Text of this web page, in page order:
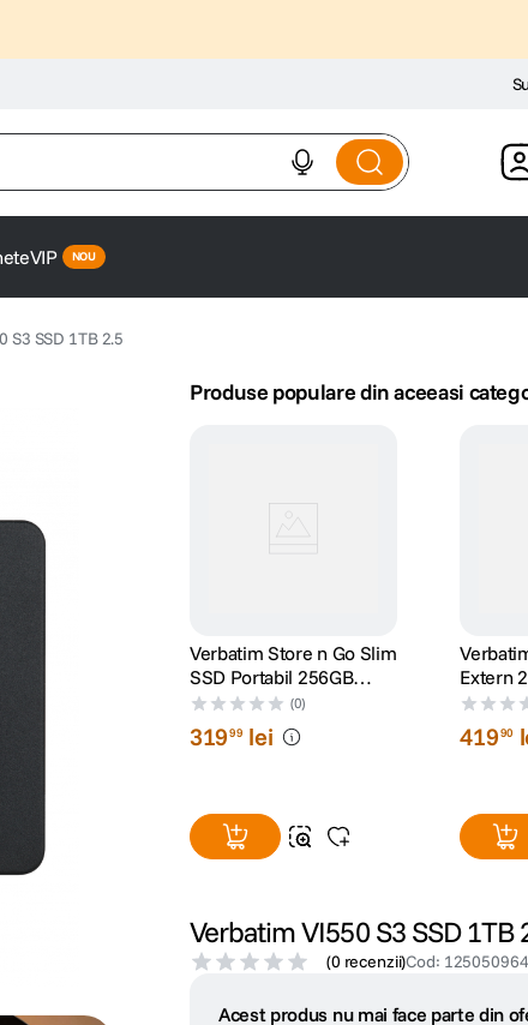
VIP
S3 SSD 1TB 2.5
Produse populare din aceeasi
Verbatim Store n Go Slim
SSD Portabil 256GB
USB-C Negru
(0)
31999 lei
Extern
Gen 2
41990
Verbatim VI550 S3 SSD 1TB
(0 recenzii)Cod: 125050964
Acest produs nu mai face parte din